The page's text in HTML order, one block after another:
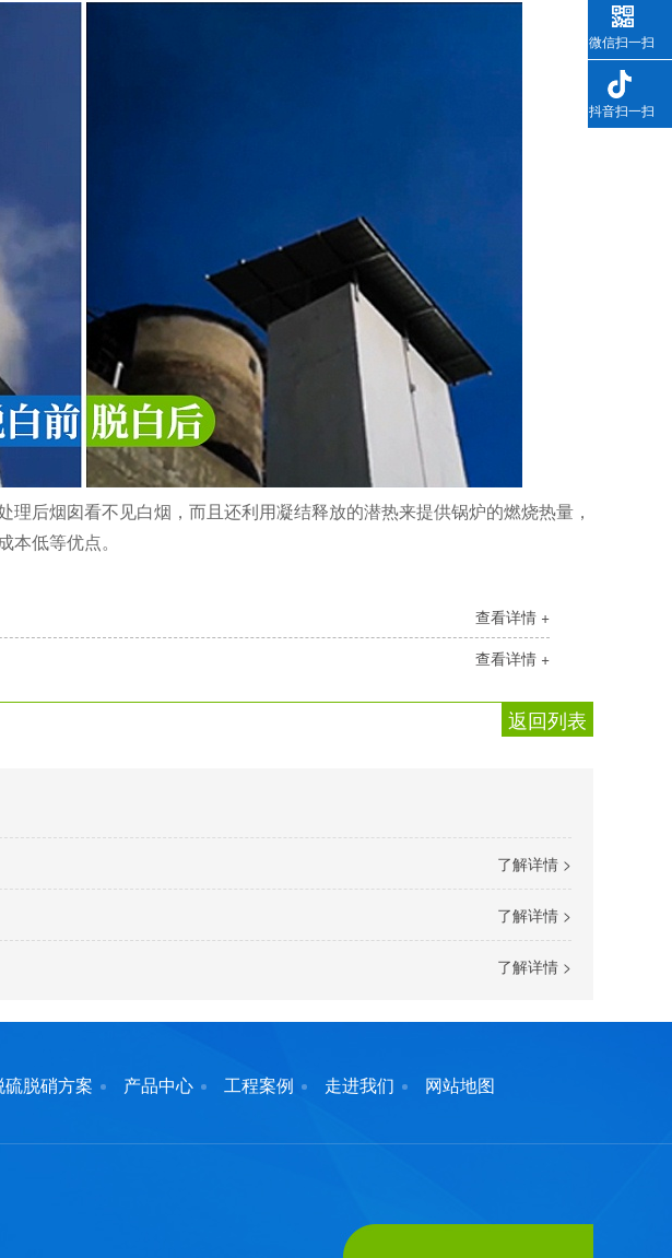
理后烟囱看不见白烟，而且还利用凝结释放的潜热来提供锅炉的燃烧热量，
低等优点。
查看详情 +
查看详情 +
返回列表
了解详情 >
了解详情 >
了解详情 >
硫脱硝方案 产品中心 工程案例 走进我们 网站地图
微信扫一扫
抖音扫一扫